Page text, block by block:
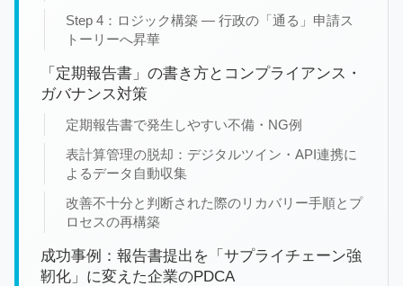
Step 4：ロジック構築 — 行政の「通る」申請ス
トーリーへ昇華
「定期報告書」の書き方とコンプライアンス・
ガバナンス対策
定期報告書で発生しやすい不備・NG例
表計算管理の脱却：デジタルツイン・API連携に
よるデータ自動収集
改善不十分と判断された際のリカバリー手順とプ
ロセスの再構築
成功事例：報告書提出を「サプライチェーン強
靭化」に変えた企業のPDCA